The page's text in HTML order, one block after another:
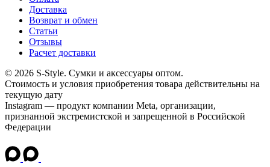
Доставка
Возврат и обмен
Статьи
Отзывы
Расчет доставки
© 2026 S-Style. Сумки и аксессуары оптом.
Cтоимость и условия приобретения товара действительны на
текущую дату
Instagram — продукт компании Meta, организации,
признанной экстремистской и запрещенной в Российской
Федерации